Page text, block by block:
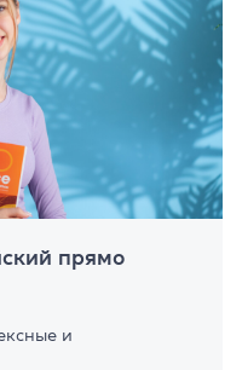
прямо
и